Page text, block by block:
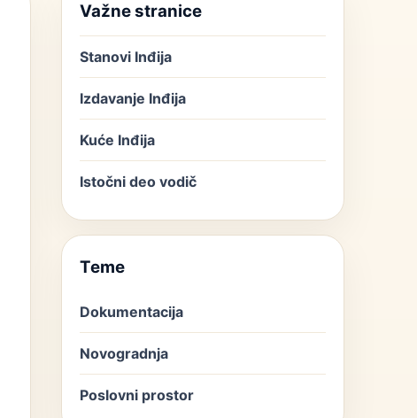
Važne stranice
Stanovi Inđija
Izdavanje Inđija
Kuće Inđija
Istočni deo vodič
Teme
Dokumentacija
Novogradnja
Poslovni prostor